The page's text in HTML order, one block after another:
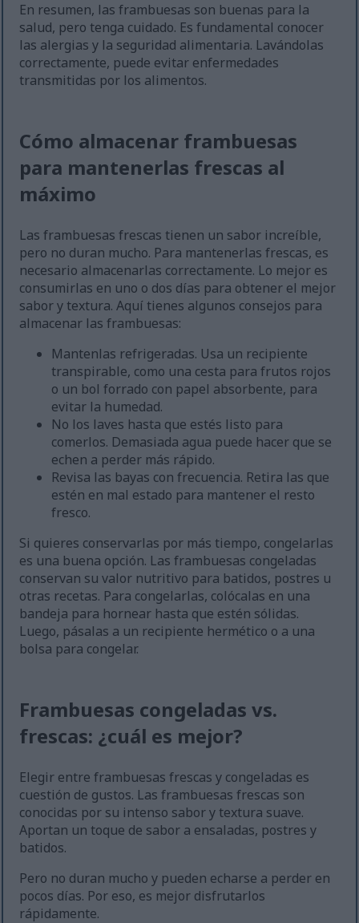
En resumen, las frambuesas son buenas para la
salud, pero tenga cuidado. Es fundamental conocer
las alergias y la seguridad alimentaria. Lavándolas
correctamente, puede evitar enfermedades
transmitidas por los alimentos.
Cómo almacenar frambuesas
para mantenerlas frescas al
máximo
Las frambuesas frescas tienen un sabor increíble,
pero no duran mucho. Para mantenerlas frescas, es
necesario almacenarlas correctamente. Lo mejor es
consumirlas en uno o dos días para obtener el mejor
sabor y textura. Aquí tienes algunos consejos para
almacenar las frambuesas:
Mantenlas refrigeradas. Usa un recipiente
transpirable, como una cesta para frutos rojos
o un bol forrado con papel absorbente, para
evitar la humedad.
No los laves hasta que estés listo para
comerlos. Demasiada agua puede hacer que se
echen a perder más rápido.
Revisa las bayas con frecuencia. Retira las que
estén en mal estado para mantener el resto
fresco.
Si quieres conservarlas por más tiempo, congelarlas
es una buena opción. Las frambuesas congeladas
conservan su valor nutritivo para batidos, postres u
otras recetas. Para congelarlas, colócalas en una
bandeja para hornear hasta que estén sólidas.
Luego, pásalas a un recipiente hermético o a una
bolsa para congelar.
Frambuesas congeladas vs.
frescas: ¿cuál es mejor?
Elegir entre frambuesas frescas y congeladas es
cuestión de gustos. Las frambuesas frescas son
conocidas por su intenso sabor y textura suave.
Aportan un toque de sabor a ensaladas, postres y
batidos.
Pero no duran mucho y pueden echarse a perder en
pocos días. Por eso, es mejor disfrutarlos
rápidamente.